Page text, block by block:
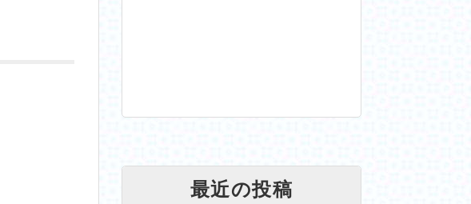
最近の投稿